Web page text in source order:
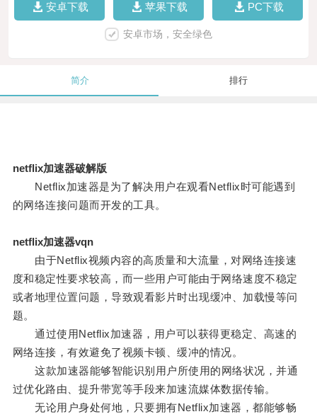
安卓下载 苹果下载 PC下载
安卓市场，安全绿色
简介 排行
netflix加速器破解版
Netflix加速器是为了解决用户在观看Netflix时可能遇到
的网络连接问题而开发的工具。
netflix加速器vqn
由于Netflix视频内容的高质量和大流量，对网络连接速
度和稳定性要求较高，而一些用户可能由于网络速度不稳定
或者地理位置问题，导致观看影片时出现缓冲、加载慢等问
题。
通过使用Netflix加速器，用户可以获得更稳定、高速的
网络连接，有效避免了视频卡顿、缓冲的情况。
这款加速器能够智能识别用户所使用的网络状况，并通
过优化路由、提升带宽等手段来加速流媒体数据传输。
无论用户身处何地，只要拥有Netflix加速器，都能够畅